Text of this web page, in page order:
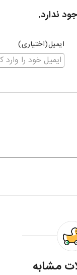
ندارد.
ایمیل(اختیاری)
مشابه